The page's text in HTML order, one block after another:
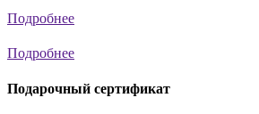
Подробнее
Подробнее
Подарочный сертификат